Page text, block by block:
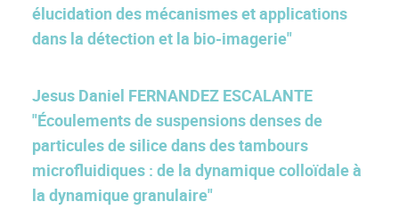
élucidation des mécanismes et applications
dans la détection et la bio-imagerie"
Jesus Daniel FERNANDEZ ESCALANTE
"Écoulements de suspensions denses de
particules de silice dans des tambours
microfluidiques : de la dynamique colloïdale à
la dynamique granulaire"